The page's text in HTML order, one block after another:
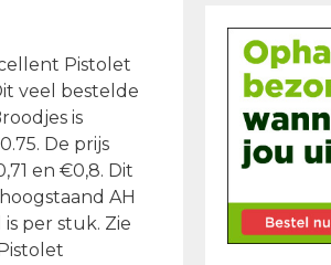
Pistolet
veel bestelde
is
De prijs
en €0,8. Dit
AH
per stuk. Zie